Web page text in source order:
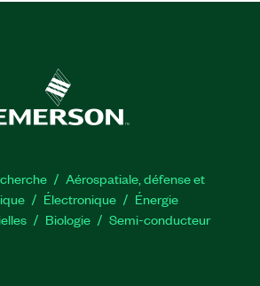
Aérospatiale, défense et
Électronique
Énergie​
Biologie
Semi-conducteur